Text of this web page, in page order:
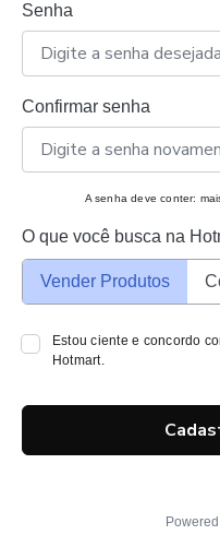
Senha
Confirmar senha
A senha deve conter:
O que você busca na
Vender Produtos
Estou ciente e concordo
Hotmart.